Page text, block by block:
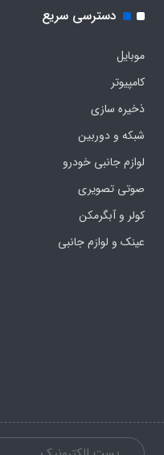
دسترسی سریع
موبایل
کامپیوتر
ذخیره سازی
شبکه و دوربین
لوازم جانبی خودرو
صوتی تصویری
کولر و آبگرمکن
عینک و لوازم جانبی